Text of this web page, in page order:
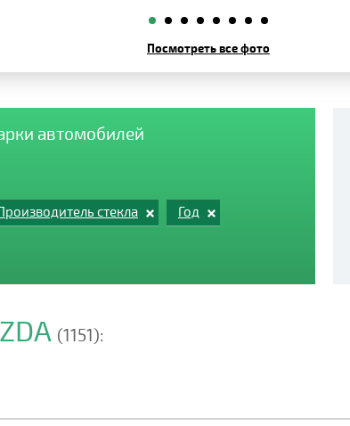
Посмотреть все фото
автомобилей
стекла Год
(1151):